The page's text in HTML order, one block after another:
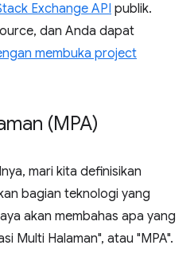
Exchange API publik.
dan Anda dapat
membuka project
(MPA)
mari kita definisikan
bagian teknologi yang
akan membahas apa yang
Multi Halaman", atau "MPA".